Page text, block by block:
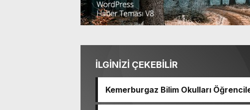
İLGİNİZİ ÇEKEBİLİR
Kemerburgaz Bilim Okulları
14 Madalya Kazandı